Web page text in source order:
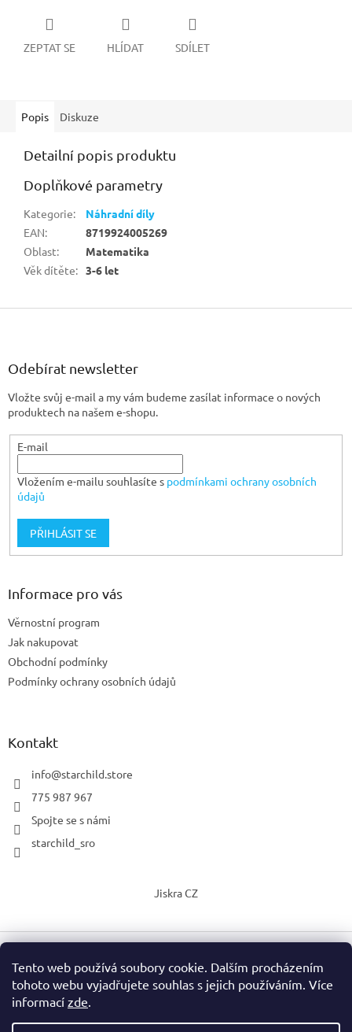
Tento web používá soubory cookie. Dalším procházením
tohoto webu vyjadřujete souhlas s jejich používáním. Více
informací zde.
ZEPTAT SE HLÍDAT SDÍLET
Popis Diskuze
Detailní popis produktu
Doplňkové parametry
Kategorie:
Náhradní díly
EAN:
8719924005269
Oblast:
Matematika
Věk dítěte: 3-6 let
Z
Odebírat newsletter
Vložte svůj e-mail a my vám budeme zasílat informace o nových
produktech na našem e-shopu.
E-mail
Vložením e-mailu souhlasíte s podmínkami ochrany osobních
údajů
PŘIHLÁSIT SE
Informace pro vás
Věrnostní program
Jak nakupovat
Obchodní podmínky
Podmínky ochrany osobních údajů
Kontakt
info@starchild.store
775 987 967
Spojte se s námi
starchild_sro
Jiskra CZ
Vytvořil Shoptet